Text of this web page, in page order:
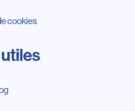
cookies